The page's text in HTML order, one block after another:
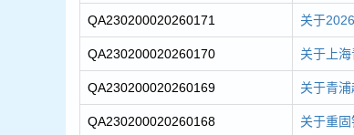
QA230200020260171 关于
QA230200020260170 关于上
QA230200020260169 关于青
QA230200020260168 关于重